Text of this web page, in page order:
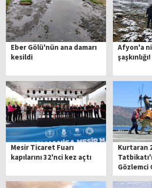
Eber Gölü'nün ana damarı
kesildi
Afyon'a
şaşkınlığı!
Mesir Ticaret Fuarı
kapılarını 32'nci kez açtı
Kurtaran
Gözlemci